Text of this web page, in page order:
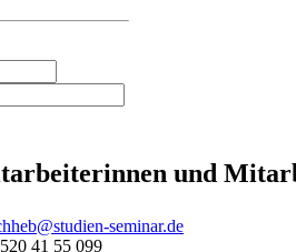
und
seminar.de
41 55 099